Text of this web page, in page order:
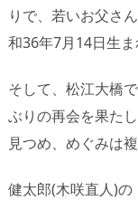
りで、若いお父さ
和36年7月14日生ま
そして、松江大橋
ぶりの再会を果た
見つめ、めぐみは
健太郎(木咲直人)